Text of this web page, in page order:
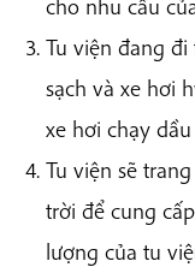
Tu viện đang
sạch và xe hơi
xe hơi chạy
Tu viện sẽ
trời để cung
lượng của tu